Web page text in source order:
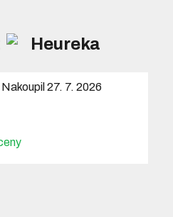
Nakoupil 27. 7. 2026